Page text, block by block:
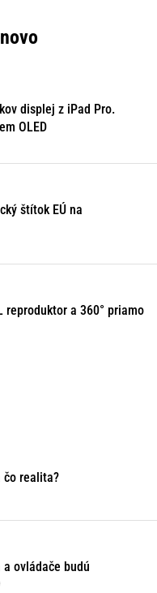
displej z iPad Pro.
OLED
štítok EÚ na
reproduktor a 360° priamo
čo realita?
ovládače budú